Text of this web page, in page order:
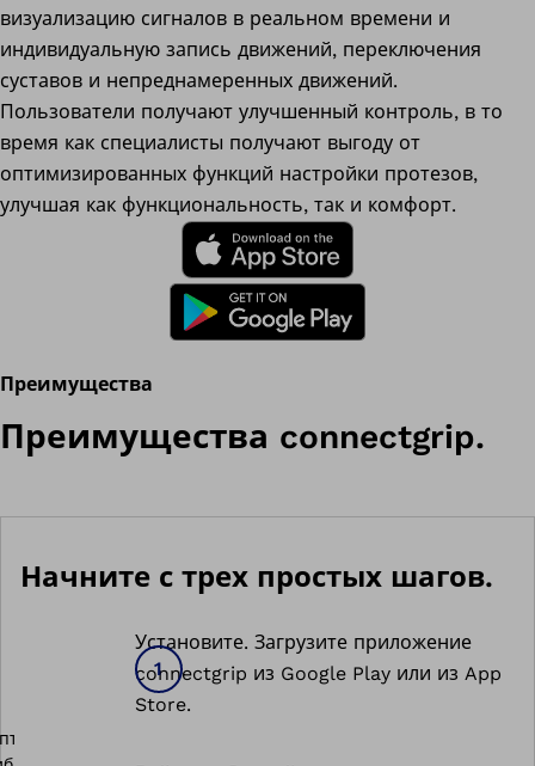
визуализацию сигналов в реальном времени и
индивидуальную запись движений, переключения
суставов и непреднамеренных движений.
Пользователи получают улучшенный контроль, в то
время как специалисты получают выгоду от
оптимизированных функций настройки протезов,
улучшая как функциональность, так и комфорт.
Преимущества
Преимущества connectgrip.
Начните с трех простых шагов.
Установите. Загрузите приложение
connectgrip из Google Play или из App
Store.